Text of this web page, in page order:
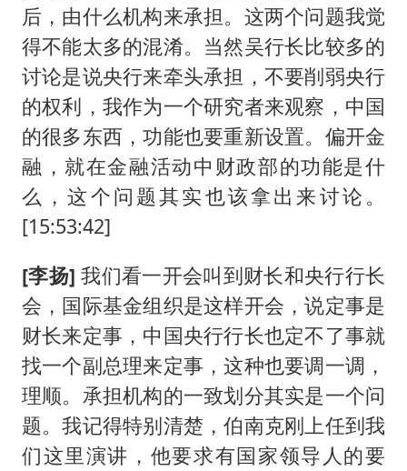
后，由什么机构来承担。这两个问题我觉
得不能太多的混淆。当然吴行长比较多的
讨论是说央行来牵头承担，不要削弱央行
的权利，我作为一个研究者来观察，中国
的很多东西，功能也要重新设置。偏开金
融，就在金融活动中财政部的功能是什
么，这个问题其实也该拿出来讨论。
[15:53:42]
[李扬] 我们看一开会叫到财长和央行行长
会，国际基金组织是这样开会，说定事是
财长来定事，中国央行行长也定不了事就
找一个副总理来定事，这种也要调一调，
理顺。承担机构的一致划分其实是一个问
题。我记得特别清楚，伯南克刚上任到我
们这里演讲，他要求有国家领导人的要